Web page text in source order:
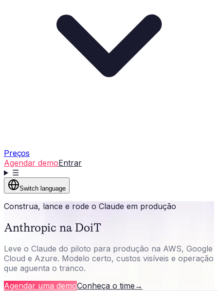
Preços
Agendar demoEntrar
☰
Switch language
Construa, lance e rode o Claude em produção
Anthropic na DoiT
Leve o Claude do piloto para produção na AWS, Google
Cloud e Azure. Modelo certo, custos visíveis e operação
que aguenta o tranco.
Agendar uma demoConheça o time →